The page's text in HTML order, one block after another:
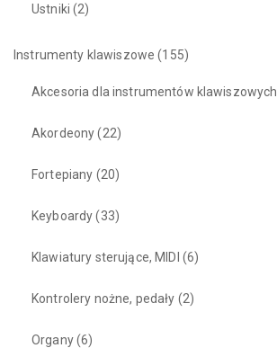
Ustniki (2)
Instrumenty klawiszowe (155)
Akcesoria dla instrumentów klawiszowych
Akordeony(22)
Fortepiany (20)
Keyboardy(33)
Klawiatury sterujące, MIDI (6)
Kontrolery nożne, pedały (2)
Organy(6)